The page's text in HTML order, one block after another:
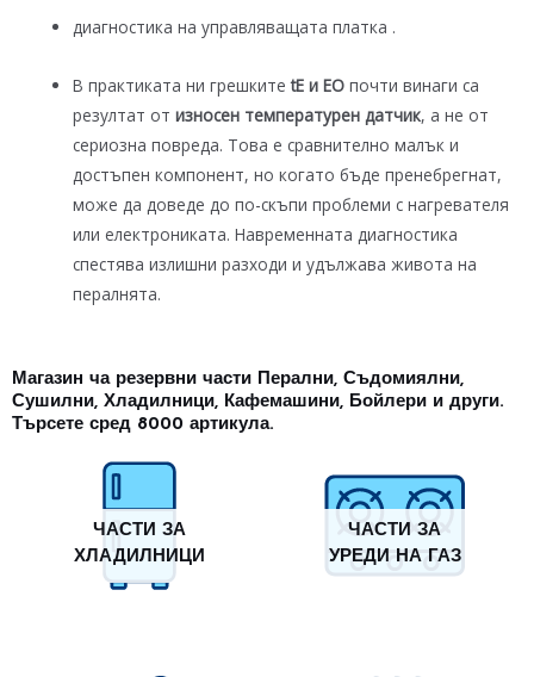
диагностика на управляващата платка .
В практиката ни грешкитеtE и EО почти винаги са
резултат отизносен температурен датчик, а не от
сериозна повреда. Това е сравнително малък и
достъпен компонент, но когато бъде пренебрегнат,
може да доведе до по-скъпи проблеми с нагревателя
или електрониката. Навременната диагностика
спестява излишни разходи и удължава живота на
пералнята.
Магазин ча резервни части Перални, Съдомиялни,
Сушилни, Хладилници, Кафемашини, Бойлери и други.
Търсете сред 8000 артикула.
ЧАСТИ ЗА
ХЛАДИЛНИЦИ
ЧАСТИ ЗА
УРЕДИ НА ГАЗ